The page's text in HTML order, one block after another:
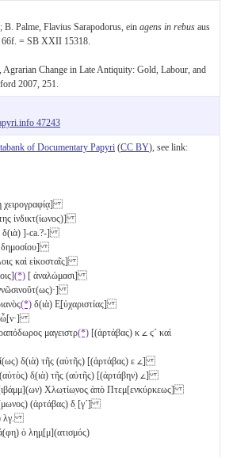
Palme, Flavius Sarapodorus, ein agens in rebus aus
= SB XXII 15318.
Change in Late Antiquity: Gold, Labour, and
2007, 251.
47243
of Documentary Papyri (CC BY), see link:
χειρογραφίᾳ]
ἰνδικτ(ίωνος)]
δ(ιὰ) ]-ca.?-]
δημοσίου]
καὶ εἰκοσταῖς]
(*) [ ἀναλώμασι]
(*) δ(ιὰ) Ε̣[ὐχαριστίας]
ὧ̣[ν·]
μαγειστρ(*) [(ἀρτάβας) κ 𐅵 ϛ´ καὶ
δ(ιὰ) τῆς (αὐτῆς) [(ἀρτάβας) ε 𐅵]
δ̣(ιὰ) τῆς (αὐτῆς) [(ἀρτάβην) 𐅵]
Χλω̣τίω̣νος̣ ἀπὸ Πτεμ[ενκύρκεως]
(ἀρτάβας) δ̣ [γ´]
λγ .
ὁ λημ̣[μ](ατισμός)